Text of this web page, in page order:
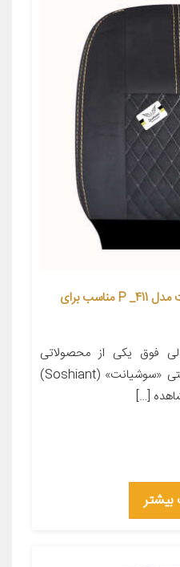
روکش صندلی خودرو سوشیانت مدل P _411 مناسب برای
فوق یکی از محصولاتی
است,که در گروه تولیدی صنعتی «سوشیانت» (Soshiant)
[…]
بیشتر